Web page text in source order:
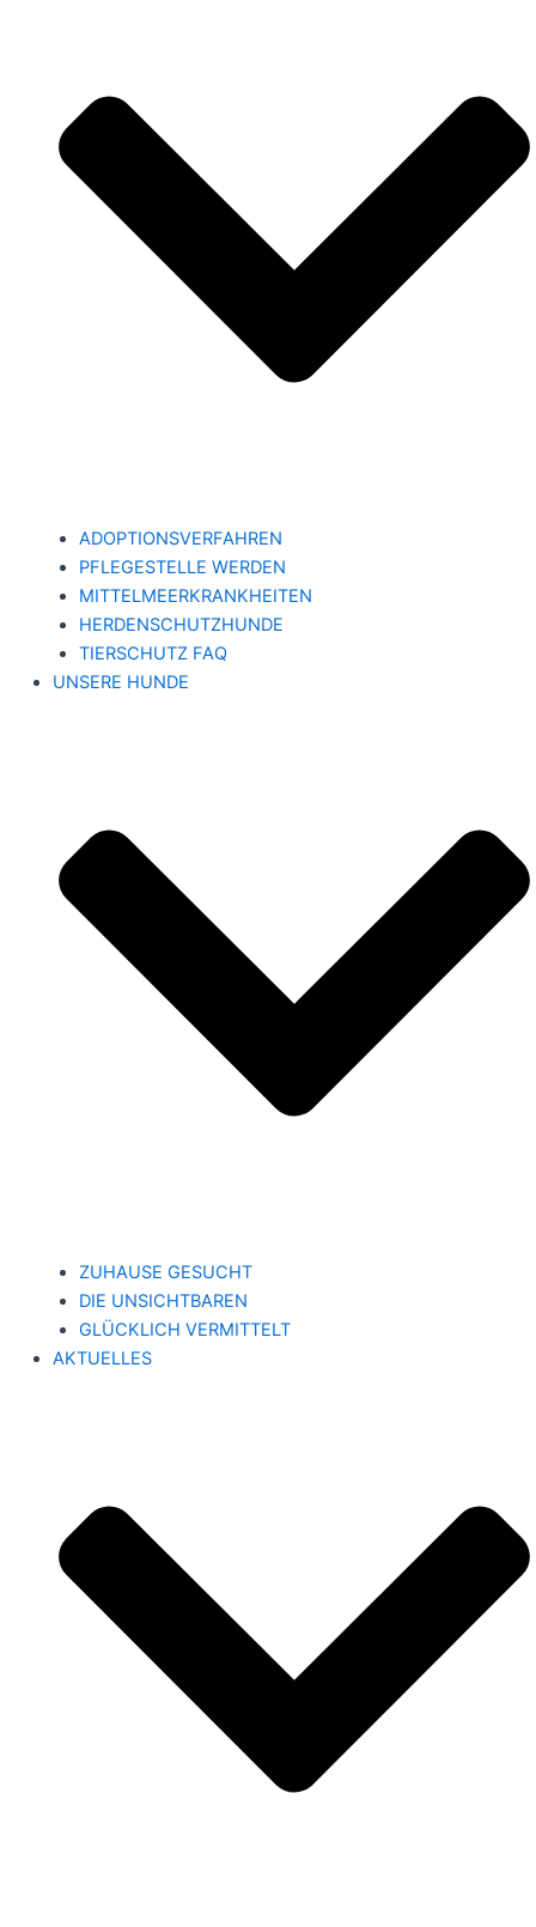
ADOPTIONSVERFAHREN
PFLEGESTELLE WERDEN
MITTELMEERKRANKHEITEN
HERDENSCHUTZHUNDE
TIERSCHUTZ FAQ
UNSERE HUNDE
ZUHAUSE GESUCHT
DIE UNSICHTBAREN
GLÜCKLICH VERMITTELT
AKTUELLES